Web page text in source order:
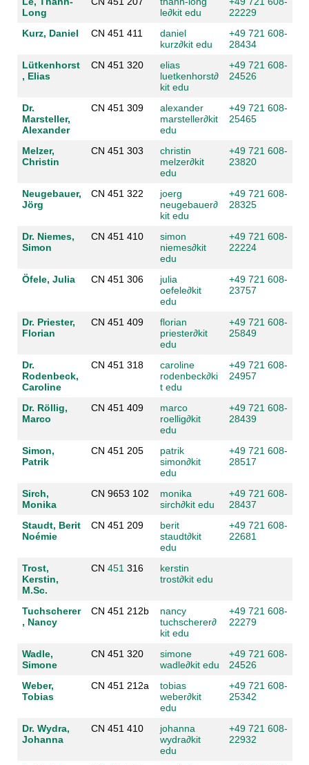
Long
le∂kit edu
22229
Kurz, Daniel
CN 451 411
daniel
kurz∂kit edu
+49 721 608-
28434
Lütkenhorst
, Elias
CN 451 320
elias
luetkenhorst∂
kit edu
+49 721 608-
24526
Dr.
Marsteller,
Alexander
CN 451 309
alexander
marsteller∂kit
edu
+49 721 608-
25465
Melzer,
Christin
CN 451 303
christin
melzer∂kit
edu
+49 721 608-
23820
Neugebauer,
Jörg
CN 451 322
joerg
neugebauer∂
kit edu
+49 721 608-
28325
Dr. Niemes,
Simon
CN 451 410
simon
niemes∂kit
edu
+49 721 608-
22224
Öfele, Julia CN 451 306
julia
oefele∂kit
edu
+49 721 608-
23757
Dr. Priester,
Florian
CN 451 409
florian
priester∂kit
edu
+49 721 608-
25849
Dr.
Rodenbeck,
Caroline
CN 451 318
caroline
rodenbeck∂ki
t edu
+49 721 608-
24957
Dr. Röllig,
Marco
CN 451 409
marco
roellig∂kit
edu
+49 721 608-
28439
Simon,
Patrik
CN 451 205
patrik
simon∂kit
edu
+49 721 608-
28517
Sirch,
Monika
CN 9653 102
monika
sirch∂kit edu
+49 721 608-
28437
Staudt, Berit
Noémie
CN 451 209
berit
staudt∂kit
edu
+49 721 608-
22681
Trost,
Kerstin,
M.Sc.
CN 451 316
kerstin
trost∂kit edu
Tuchscherer
, Nancy
CN 451 212b
nancy
tuchscherer∂
kit edu
+49 721 608-
22279
Wadle,
Simone
CN 451 320
simone
wadle∂kit edu
+49 721 608-
24526
Weber,
Tobias
CN 451 212a
tobias
weber∂kit
edu
+49 721 608-
25342
Dr. Wydra,
Johanna
CN 451 410
johanna
wydra∂kit
edu
+49 721 608-
22932